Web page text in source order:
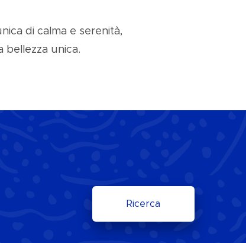
di calma e serenità,
bellezza unica.
Ricerca